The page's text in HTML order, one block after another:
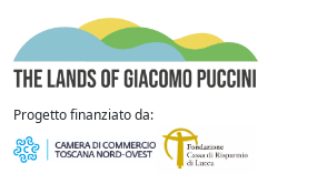
Skip to content
Progetto finanziato da: